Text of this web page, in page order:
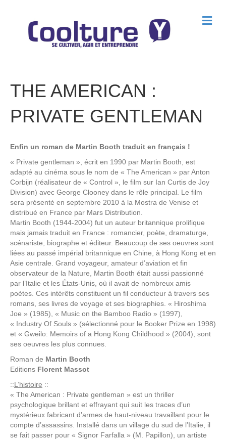
M
e
THE AMERICAN :
PRIVATE GENTLEMAN
Enfin un roman de Martin Booth traduit en français !
« Private gentleman », écrit en 1990 par Martin Booth, est
adapté au cinéma sous le nom de « The American » par Anton
Corbijn (réalisateur de « Control », le film sur Ian Curtis de Joy
Division) avec George Clooney dans le rôle principal. Le film
sera présenté en septembre 2010 à la Mostra de Venise et
distribué en France par Mars Distribution.
Martin Booth (1944-2004) fut un auteur britannique prolifique
mais jamais traduit en France : romancier, poète, dramaturge,
scénariste, biographe et éditeur. Beaucoup de ses oeuvres sont
liées au passé impérial britannique en Chine, à Hong Kong et en
Asie centrale. Grand voyageur, amateur d’aviation et fin
observateur de la Nature, Martin Booth était aussi passionné
par l’Italie et les États-Unis, où il avait de nombreux amis
poètes. Ces intérêts constituent un fil conducteur à travers ses
romans, ses livres de voyage et ses biographies. « Hiroshima
Joe » (1985), « Music on the Bamboo Radio » (1997),
« Industry Of Souls » (sélectionné pour le Booker Prize en 1998)
et « Gweilo: Memoirs of a Hong Kong Childhood » (2004), sont
ses oeuvres les plus connues.
Roman de Martin Booth
Editions Florent Massot
::L’histoire ::
« The American : Private gentleman » est un thriller
psychologique brillant et effrayant qui suit les traces d’un
mystérieux fabricant d’armes de haut-niveau travaillant pour le
compte d’assassins. Installé dans un village du sud de l’Italie, il
se fait passer pour « Signor Farfalla » (M. Papillon), un artiste